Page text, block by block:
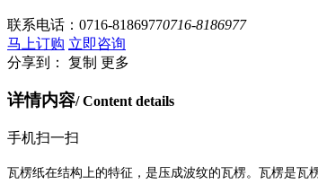
联系电话： 0716-81869770716-8186977
马上订购 立即咨询
分享到：
复制 更多
详情内容/ Content details
手机扫一扫
瓦楞纸在结构上的特征，是压成波纹的瓦楞。瓦楞是瓦